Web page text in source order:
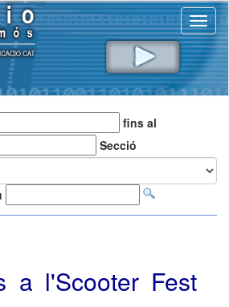
fins al
Secció
a l'Scooter Fest